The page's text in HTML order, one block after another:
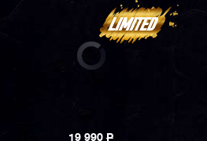
19 990P